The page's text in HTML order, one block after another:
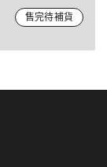
售完待補貨